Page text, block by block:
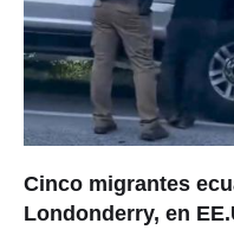
Cinco migrantes
Londonderry, en